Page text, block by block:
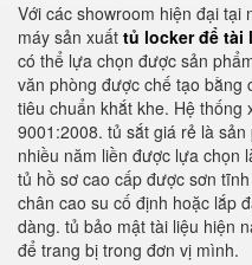
Với các showroom hiện đại
máy sản xuất tủ locker để tài
có thể lựa chọn được sản
văn phòng được chế tạo bằng
tiêu chuẩn khắt khe. Hệ thống
9001:2008. tủ sắt giá rẻ là
nhiều năm liền được lựa chọn
tủ hồ sơ cao cấp được sơn
chân cao su cố định hoặc lắp
dàng. tủ bảo mật tài liệu hiện
để trang bị trong đơn vị mình.